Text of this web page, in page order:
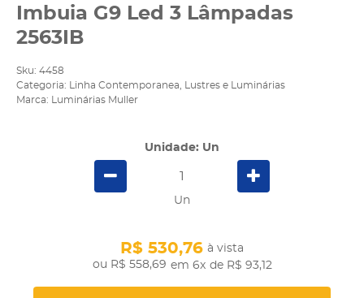
Imbuia G9 Led 3 Lâmpadas
2563IB
Sku: 4458
Categoria:
Linha Contemporanea
Lustres e Luminárias
Marca:
Luminárias Muller
Unidade: Un
Un
R$ 558,69
R$ 530,76 à vista
em 6x de R$ 93,12